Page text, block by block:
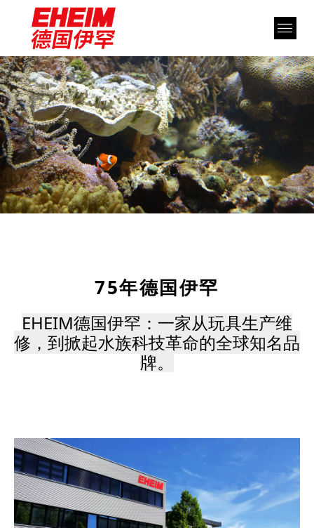
75年德国伊罕
EHEIM德国伊罕：一家从玩具生产维
修，到掀起水族科技革命的全球知名品
牌。